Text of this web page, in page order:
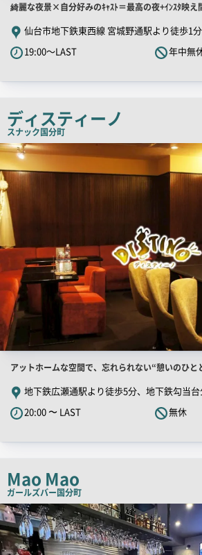
店
舗
PR
キ
コ
ピ
ー
綺麗な夜景×自分好みのｷｬｽﾄ＝最高の夜+ｲﾝｽﾀ映え
仙台市地下鉄東西線 宮城野通駅より徒歩1分
19:00～LAST
年中無
ディスティーノ
スナック国分町
店
舗
PR
画
像
店
舗
PR
キ
コ
ピ
ー
アットホームな空間で、忘れられない“憩いのひ
地下鉄広瀬通駅より徒歩5分、地下鉄勾当
20:00 〜 LAST
無休
Mao Mao
ガールズバー国分町
店
舗
PR
画
像